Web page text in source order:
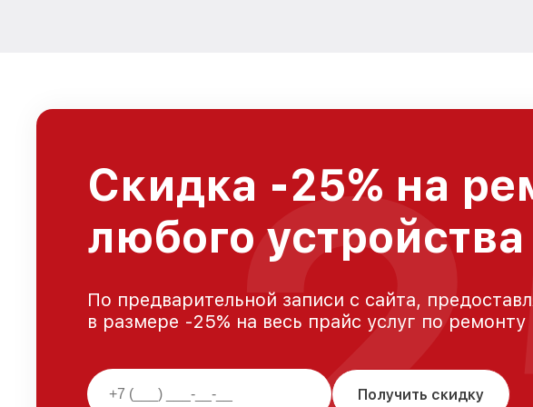
Скидка -25% на
любого устройства
По предварительной записи с сайта,
в размере -25% на весь прайс услуг по ремонту
Получить скидку